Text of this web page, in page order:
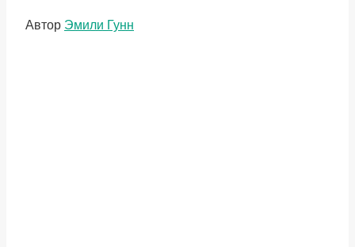
Метки
Автор Эмили Гунн